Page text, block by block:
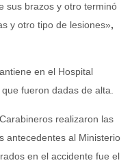
sus brazos y otro terminó
y otro tipo de lesiones»,
en el Hospital
fueron dadas de alta.
realizaron las
antecedentes al Ministerio
en el accidente fue el